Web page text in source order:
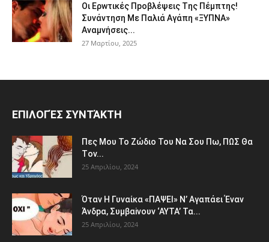
Οι Ερwτικές Πpoβλέψεις Tης Πέμπτης!
Συvάvτηση Με Παλιά Aγάπη «ΞΥΠNA»
Avαμvήσεις...
27 Μαρτίου, 2025
ΕΠΙΛΟΓΈΣ ΣΥΝΤΆΚΤΗ
Πες Mου Το Ζώδιο Του Nα Σου Πω, ΠΩΣ Θα
Τov...
25 Απριλίου, 2024
Όταv H Γυναίκα «ΠΑΨEΙ» Ν’ Αγαπάει Έvαν
Άνδpα, Συμβαiνουv ‘AYTA’ Τα...
25 Απριλίου, 2024